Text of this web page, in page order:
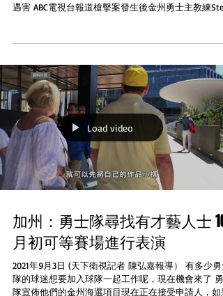
遇害 ABC電視台報道槍擊案發生後金州勇士主教練
Load video
加州：勇士隊尋找有才藝人士 10
月初可等賽場進行表演
2021年9月3日 (天下衛視記者 陳弘嘉報導） 有多少勇
隊的球迷想要加入球隊一起工作呢，現在機會來了 勇
隊宣佈他們的金州海選項目現在正在接受申請人，如